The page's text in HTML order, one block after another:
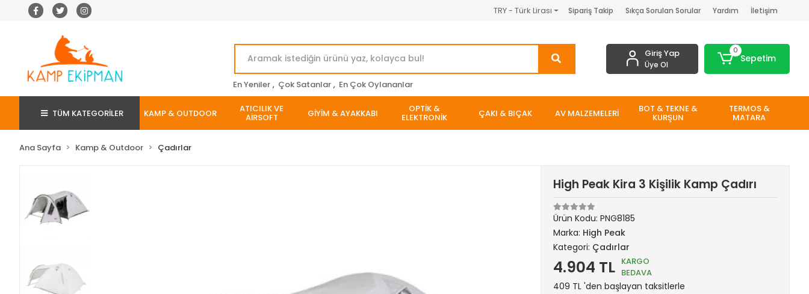
TRY - Türk Lirası Sipariş Takip Sıkça Sorulan Sorular Yardım İletişim
En Yeniler , Çok Satanlar , En Çok Oylananlar
Giriş Yap
Üye Ol
0
Sepetim
TÜM KATEGORİLER KAMP & OUTDOOR ATICILIK VE
AİRSOFT GİYİM & AYAKKABI OPTİK &
ELEKTRONİK ÇAKI & BIÇAK AV MALZEMELERİ BOT & TEKNE &
KURŞUN
TERMOS &
MATARA
Ana Sayfa Kamp & Outdoor Çadırlar
High Peak Kira 3 Kişilik Kamp Çadırı
Ürün Kodu:PNG8185
Marka: High Peak
Kategori: Çadırlar
4.904 TL KARGO
BEDAVA
409 TL 'den başlayan taksitlerle